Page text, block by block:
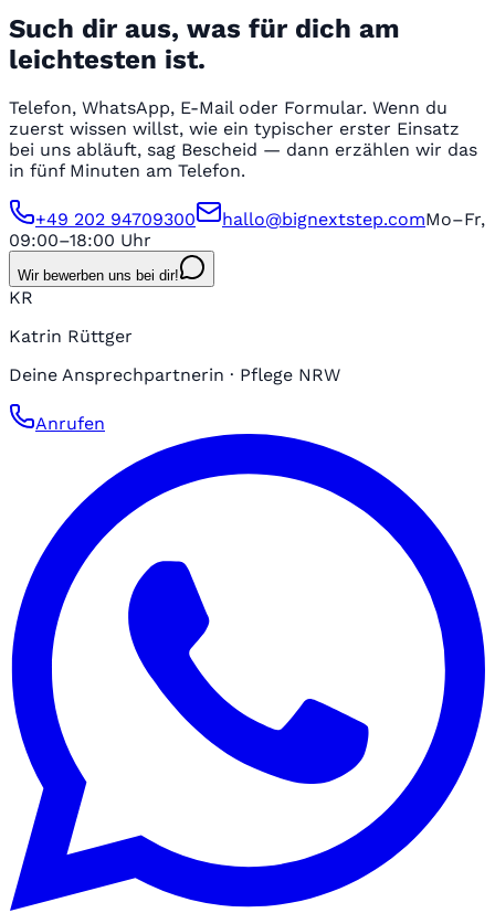
Such dir aus, was für dich am
leichtesten ist.
Telefon, WhatsApp, E-Mail oder Formular. Wenn du
zuerst wissen willst, wie ein typischer erster Einsatz
bei uns abläuft, sag Bescheid — dann erzählen wir das
in fünf Minuten am Telefon.
+49 202 94709300 hallo@bignextstep.comMo–Fr,
09:00–18:00 Uhr
Wir bewerben uns bei dir!
KR
Katrin Rüttger
Deine Ansprechpartnerin · Pflege NRW
Anrufen